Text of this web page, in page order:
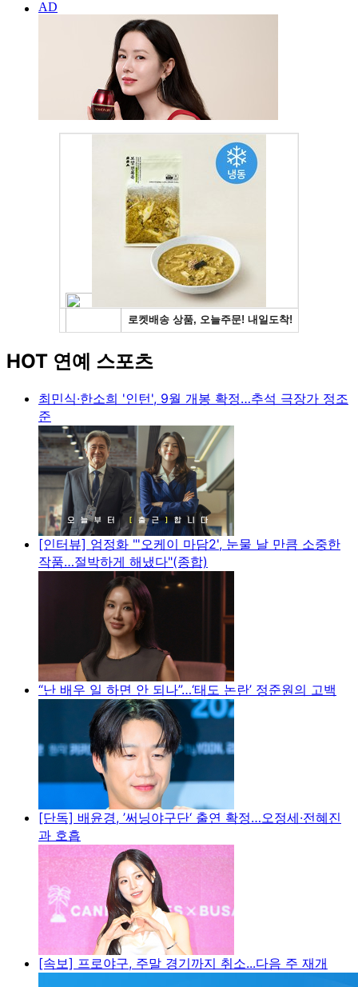
HOT 연예 스포츠
최민식·한소희 '인턴', 9월 개봉 확정…추석 극장가 정조
준
[인터뷰] 엄정화 "'오케이 마담2', 눈물 날 만큼 소중한
작품…절박하게 해냈다"(종합)
“난 배우 일 하면 안 되나”…‘태도 논란’ 정준원의 고백
[단독] 배윤경, ’써닝야구단‘ 출연 확정…오정세·전혜진
과 호흡
[속보] 프로야구, 주말 경기까지 취소...다음 주 재개